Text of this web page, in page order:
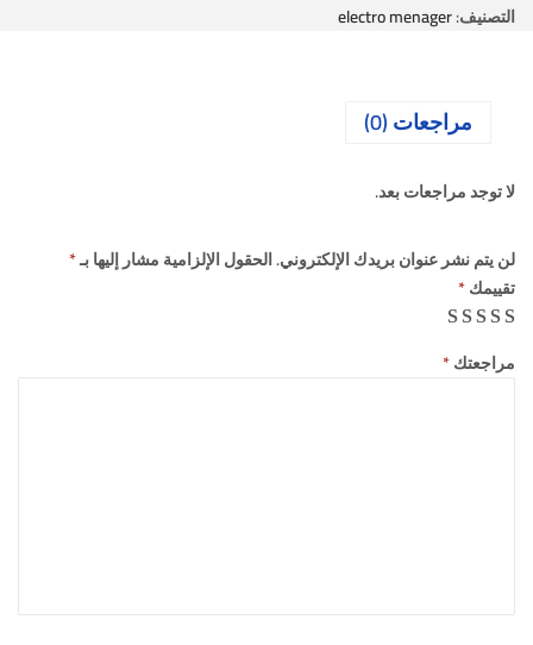
التصنيف:electro menager
مراجعات (0)
لا توجد مراجعات بعد.
لن يتم نشر عنوان بريدك الإلكتروني.الحقول الإلزامية مشار إليها بـ*
تقييمك*
مراجعتك*